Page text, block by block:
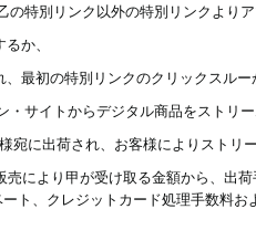
の特別リンク以外の特別リンクより
か、
最初の特別リンクのクリックスル
サイトからデジタル商品をストリ
宛に出荷され、お客様によりストリ
売により甲が受け取る金額から、出
ト、クレジットカード処理手数料お